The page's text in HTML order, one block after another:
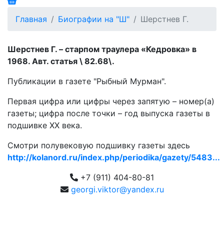
Главная Биографии на "Ш" Шерстнев Г.
Шерстнев Г. – старпом траулера «Кедровка» в
1968. Авт. статья \ 82.68\.
Публикации в газете "Рыбный Мурман".
Первая цифра или цифры через запятую – номер(а)
газеты; цифра после точки – год выпуска газеты в
подшивке ХХ века.
Смотри полувековую подшивку газеты здесь
http://kolanord.ru/index.php/periodika/gazety/5483...
+7 (911) 404-80-81
georgi.viktor@yandex.ru